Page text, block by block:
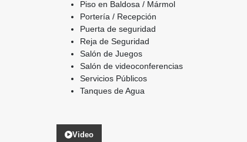
Piso en Baldosa / Mármol
Portería / Recepción
Puerta de seguridad
Reja de Seguridad
Salón de Juegos
Salón de videoconferencias
Servicios Públicos
Tanques de Agua
Video